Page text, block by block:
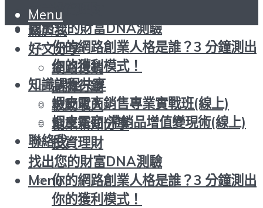
投資理財
找出您的財富DNA測驗
你的網路創業人格是誰？3 分鐘測出
你的獲利模式！
知識課程共享
蝦皮電商銷售專業實戰班(線上)
蝦皮電商|滯銷品增值變現術(線上)
聯絡我
Menu
頁首
關於我
好文分享
網路行銷
品牌行銷
被動收入
創業新知分享
投資理財
找出您的財富DNA測驗
你的網路創業人格是誰？3 分鐘測出
你的獲利模式！
Menu